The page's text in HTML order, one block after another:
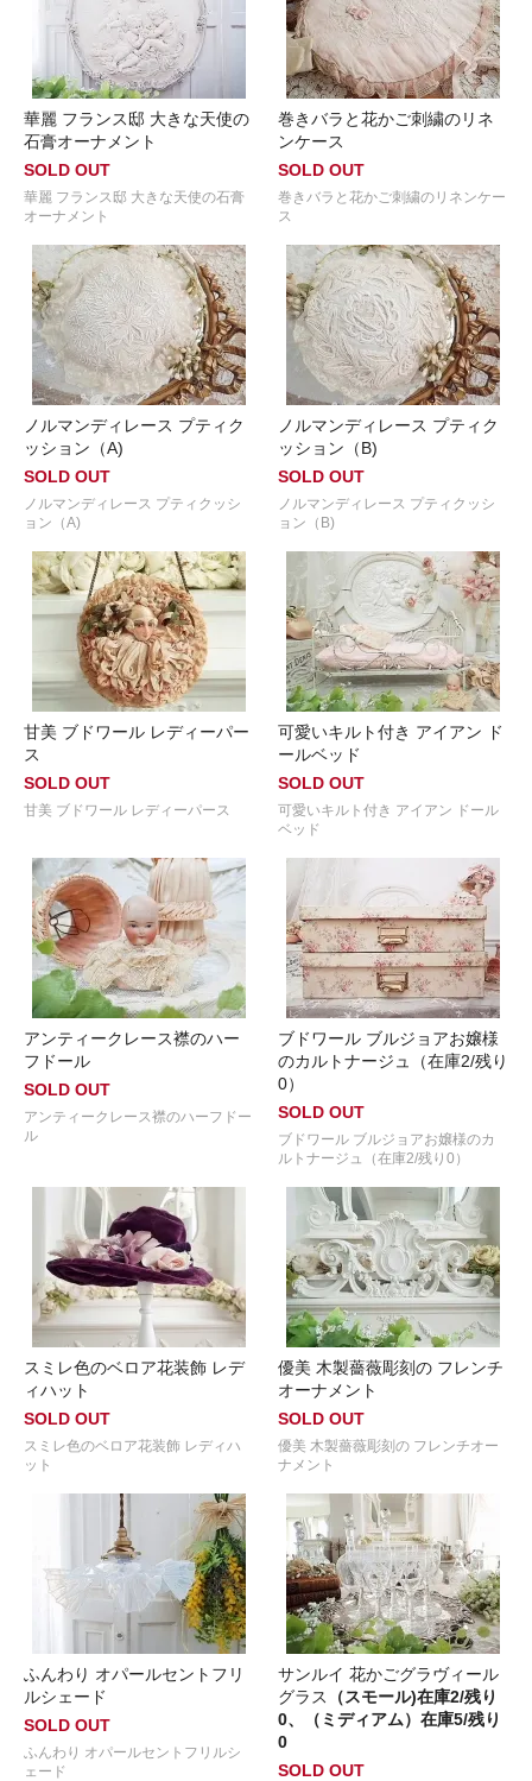
華麗 フランス邸 大きな天使の
石膏オーナメント
SOLD OUT
華麗 フランス邸 大きな天使の石膏
オーナメント
巻きバラと花かご刺繍のリネ
ンケース
SOLD OUT
巻きバラと花かご刺繍のリネンケー
ス
ノルマンディレース プティク
ッション（A)
SOLD OUT
ノルマンディレース プティクッシ
ョン（A)
ノルマンディレース プティク
ッション（B)
SOLD OUT
ノルマンディレース プティクッシ
ョン（B)
甘美 ブドワール レディーパー
ス
SOLD OUT
甘美 ブドワール レディーパース
可愛いキルト付き アイアン ド
ールベッド
SOLD OUT
可愛いキルト付き アイアン ドール
ベッド
アンティークレース襟のハー
フドール
SOLD OUT
アンティークレース襟のハーフドー
ル
ブドワール ブルジョアお嬢様
のカルトナージュ（在庫2/残り
0）
SOLD OUT
ブドワール ブルジョアお嬢様のカ
ルトナージュ（在庫2/残り0）
スミレ色のベロア花装飾 レデ
ィハット
SOLD OUT
スミレ色のベロア花装飾 レディハ
ット
優美 木製薔薇彫刻の フレンチ
オーナメント
SOLD OUT
優美 木製薔薇彫刻の フレンチオー
ナメント
ふんわり オパールセントフリ
ルシェード
SOLD OUT
ふんわり オパールセントフリルシ
ェード
サンルイ 花かごグラヴィール
グラス
（スモール)在庫2/残り
0、（ミディアム）在庫5/残り
0
SOLD OUT